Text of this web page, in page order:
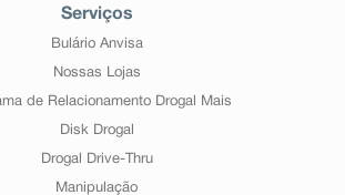
Serviços
Bulário Anvisa
Nossas Lojas
de Relacionamento Drogal Mais
Disk Drogal
Drogal Drive-Thru
Manipulação